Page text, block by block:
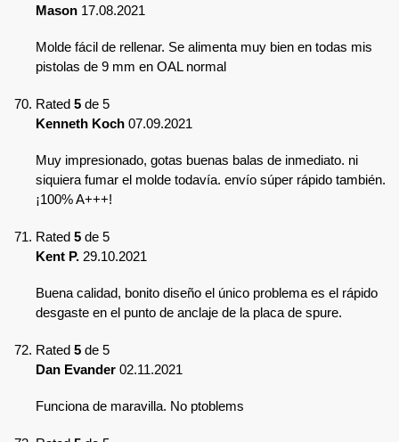
Mason 17.08.2021
Molde fácil de rellenar. Se alimenta muy bien en todas mis
pistolas de 9 mm en OAL normal
Rated 5 de 5
Kenneth Koch 07.09.2021
Muy impresionado, gotas buenas balas de inmediato. ni
siquiera fumar el molde todavía. envío súper rápido también.
¡100% A+++!
Rated 5 de 5
Kent P. 29.10.2021
Buena calidad, bonito diseño el único problema es el rápido
desgaste en el punto de anclaje de la placa de spure.
Rated 5 de 5
Dan Evander 02.11.2021
Funciona de maravilla. No ptoblems